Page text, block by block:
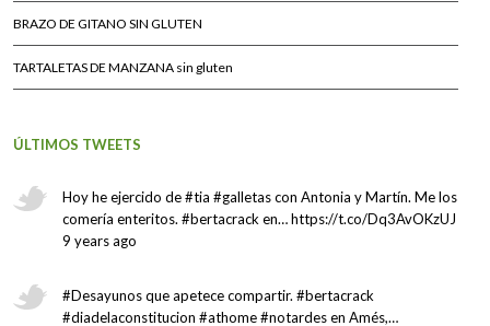
BRAZO DE GITANO SIN GLUTEN
TARTALETAS DE MANZANA sin gluten
ÚLTIMOS TWEETS
Hoy he ejercido de #tia #galletas con Antonia y Martín. Me los
comería enteritos. #bertacrack en… https://t.co/Dq3AvOKzUJ
9 years ago
#Desayunos que apetece compartir. #bertacrack
#diadelaconstitucion #athome #notardes en Amés,…